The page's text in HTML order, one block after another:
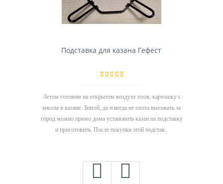
Подставка для казана Гефест
Летом готовим на открытом воздухе плов, картошку с
мясом в казане. Зимой, да и когда не охота выезжать за
город можно прямо дома установить казан на подставку
и приготовить. После покупки этой подстав..